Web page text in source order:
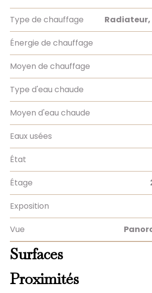
Type de chauffage
Énergie de chauffage
Moyen de chauffage
Type d'eau chaude
Moyen d'eau chaude
Eaux usées
État
Étage
Exposition
Vue
Surfaces
Proximités